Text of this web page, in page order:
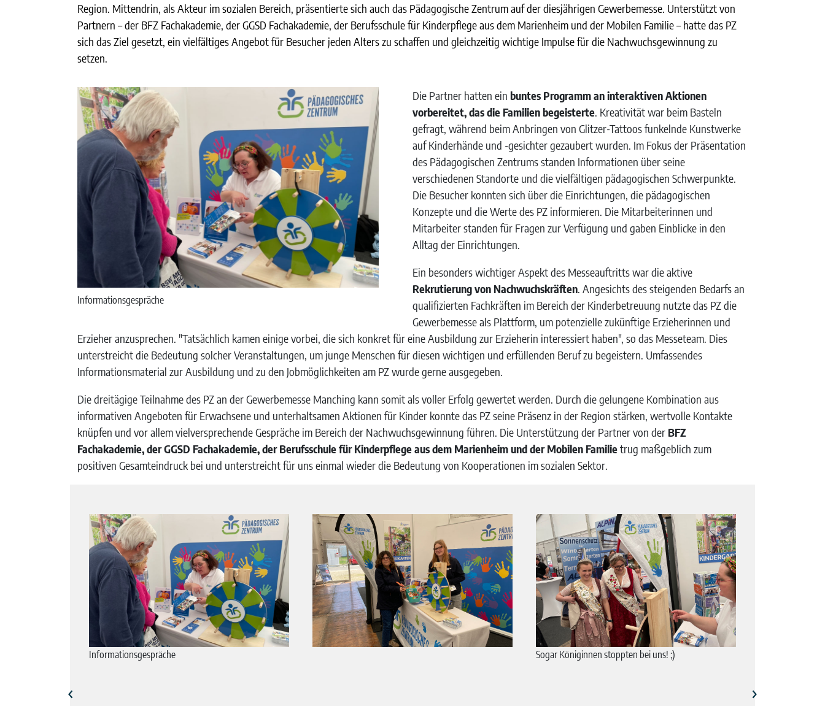
Region. Mittendrin, als Akteur im sozialen Bereich, präsentierte sich auch das Pädagogische Zentrum auf der diesjährigen Gewerbemesse. Unterstützt von
Partnern – der BFZ Fachakademie, der GGSD Fachakademie, der Berufsschule für Kinderpflege aus dem Marienheim und der Mobilen Familie – hatte das PZ
sich das Ziel gesetzt, ein vielfältiges Angebot für Besucher jeden Alters zu schaffen und gleichzeitig wichtige Impulse für die Nachwuchsgewinnung zu
setzen.
Informationsgespräche
Die Partner hatten ein buntes Programm an interaktiven Aktionen
vorbereitet, das die Familien begeisterte. Kreativität war beim Basteln
gefragt, während beim Anbringen von Glitzer-Tattoos funkelnde Kunstwerke
auf Kinderhände und -gesichter gezaubert wurden. Im Fokus der Präsentation
des Pädagogischen Zentrums standen Informationen über seine
verschiedenen Standorte und die vielfältigen pädagogischen Schwerpunkte.
Die Besucher konnten sich über die Einrichtungen, die pädagogischen
Konzepte und die Werte des PZ informieren. Die Mitarbeiterinnen und
Mitarbeiter standen für Fragen zur Verfügung und gaben Einblicke in den
Alltag der Einrichtungen.
Ein besonders wichtiger Aspekt des Messeauftritts war die aktive
Rekrutierung von Nachwuchskräften. Angesichts des steigenden Bedarfs an
qualifizierten Fachkräften im Bereich der Kinderbetreuung nutzte das PZ die
Gewerbemesse als Plattform, um potenzielle zukünftige Erzieherinnen und
Erzieher anzusprechen. "Tatsächlich kamen einige vorbei, die sich konkret für eine Ausbildung zur Erzieherin interessiert haben", so das Messeteam. Dies
unterstreicht die Bedeutung solcher Veranstaltungen, um junge Menschen für diesen wichtigen und erfüllenden Beruf zu begeistern. Umfassendes
Informationsmaterial zur Ausbildung und zu den Jobmöglichkeiten am PZ wurde gerne ausgegeben.
Die dreitägige Teilnahme des PZ an der Gewerbemesse Manching kann somit als voller Erfolg gewertet werden. Durch die gelungene Kombination aus
informativen Angeboten für Erwachsene und unterhaltsamen Aktionen für Kinder konnte das PZ seine Präsenz in der Region stärken, wertvolle Kontakte
knüpfen und vor allem vielversprechende Gespräche im Bereich der Nachwuchsgewinnung führen. Die Unterstützung der Partner von der BFZ
Fachakademie, der GGSD Fachakademie, der Berufsschule für Kinderpflege aus dem Marienheim und der Mobilen Familietrug maßgeblich zum
positiven Gesamteindruck bei und unterstreicht für uns einmal wieder die Bedeutung von Kooperationen im sozialen Sektor.
Informationsgespräche Sogar Königinnen stoppten bei uns! ;)